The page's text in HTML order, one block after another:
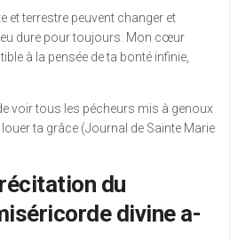
et terrestre peuvent changer et
dure pour toujours. Mon cœur
à la pensée de ta bonté infinie,
voir tous les pécheurs mis à genoux
ta grâce (Journal de Sainte Marie
du
divine a-